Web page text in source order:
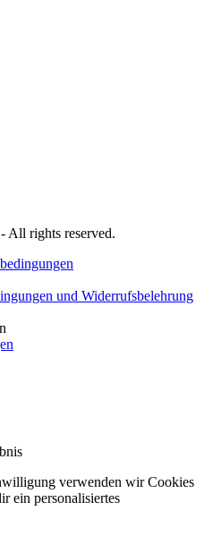
- All rights reserved.
und Widerrufsbelehrung
verwenden wir Cookies
ein personalisiertes